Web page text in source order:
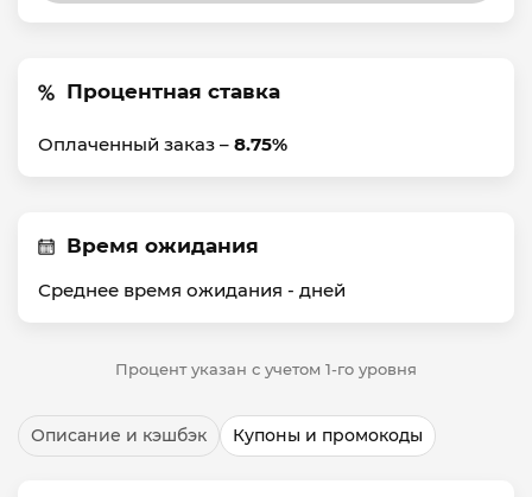
Процентная ставка
Оплаченный заказ – 8.75%
Время ожидания
Среднее время ожидания - дней
Процент указан с учетом 1-го уровня
Описание и кэшбэк Купоны и промокоды